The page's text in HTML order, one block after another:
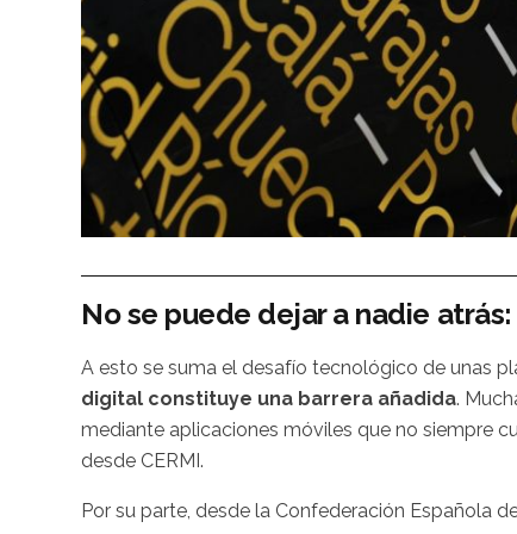
No se puede dejar a nadie
A esto se suma el desafío tecnológico de unas
digital constituye una barrera añadida.
mediante aplicaciones móviles que no siempre
desde CERMI.
Por su parte, desde la Confederación Española